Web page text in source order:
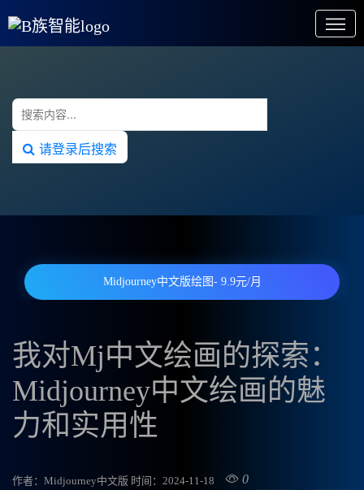
请登录后搜索
Midjourney中文版绘图- 9.9元/月
我对Mj中文绘画的探索：
Midjourney中文绘画的魅
力和实用性
作者：Midjourney中文版 时间：2024-11-18 0